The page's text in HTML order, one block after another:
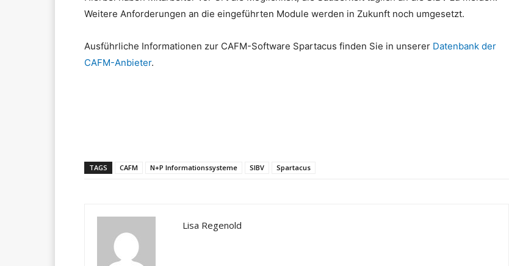
Weitere Anforderungen an die eingeführten Module werden in Zukunft noch umgesetzt.
Ausführliche Informationen zur CAFM-Software Spartacus finden Sie in unserer Datenbank der
CAFM-Anbieter.
TAGS CAFM N+P Informationssysteme SIBV Spartacus
Lisa Regenold